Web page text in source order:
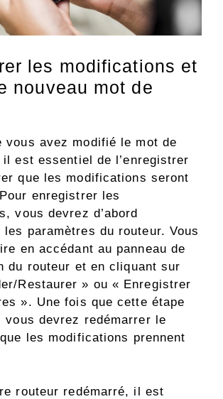
les modifications et
nouveau mot de
vous avez modifié le mot de
est essentiel de l’enregistrer
que les modifications seront
enregistrer les
vous devrez d’abord
les paramètres du routeur. Vous
en accédant au panneau de
du routeur et en cliquant sur
Restaurer » ou « Enregistrer
». Une fois que cette étape
vous devrez redémarrer le
les modifications prennent
routeur redémarré, il est